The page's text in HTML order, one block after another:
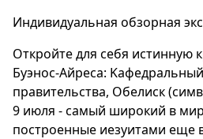
Индивидуальная обзорная
Откройте для себя истинную
Буэнос-Айресa:
правительства, Oбелиск
9 июля - самый широкий в
построенные иезуитами еще